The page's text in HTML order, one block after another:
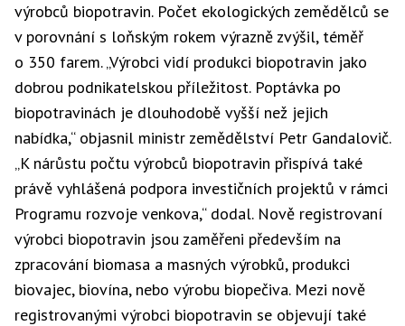
výrobců biopotravin. Počet ekologických zemědělců se
v porovnání s loňským rokem výrazně zvýšil, téměř
o 350 farem. „Výrobci vidí produkci biopotravin jako
dobrou podnikatelskou příležitost. Poptávka po
biopotravinách je dlouhodobě vyšší než jejich
nabídka,“ objasnil ministr zemědělství Petr Gandalovič.
„K nárůstu počtu výrobců biopotravin přispívá také
právě vyhlášená podpora investičních projektů v rámci
Programu rozvoje venkova,“ dodal. Nově registrovaní
výrobci biopotravin jsou zaměřeni především na
zpracování biomasa a masných výrobků, produkci
biovajec, biovína, nebo výrobu biopečiva. Mezi nově
registrovanými výrobci biopotravin se objevují také